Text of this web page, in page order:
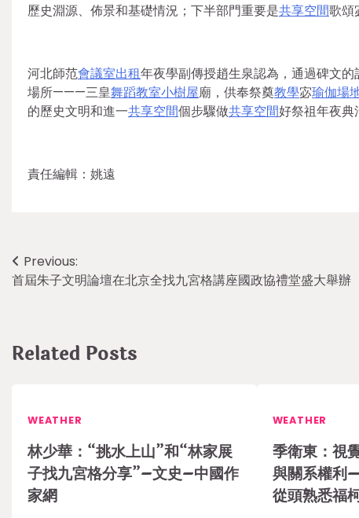
歷史淵源、佈景和基礎情況；下半部門重要是共享空間歌頌
河北師范會議室出租年夜學副傳授趙生泉認為，通過碑文
場所———三皇舞蹈教室小樹屋廟，供奉祭奠教學宓瑜伽場
的歷史文明和進一共享空間個步驟做共享空間好祭祖年夜典
責任編輯：姚遠
Post
navigation
Previous:
首屆朱子文明論壇在北京全找九宮格講座國政協禮堂盛大舉辦
Related Posts
WEATHER
林少華：“挑水上山”和“林家展
子找九宮格分享”–文史–中國作
家網
WEATHER
季衛東：視
與關系權利
從頭熟悉福